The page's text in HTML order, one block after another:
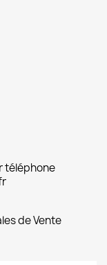
téléphone
de Vente